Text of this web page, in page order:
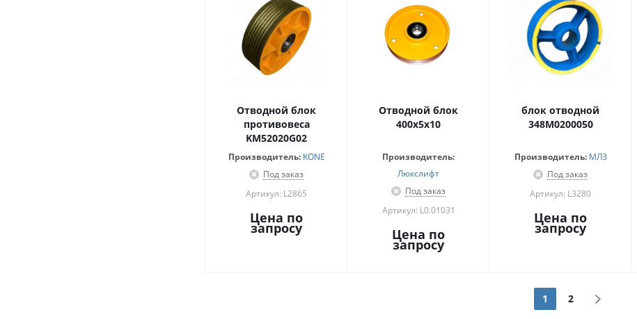
Отводной блок
противовеса
KM52020G02
Производитель: KONE
Под заказ
Артикул: L2865
Цена по
запросу
Отводной блок
400х5х10
Производитель:
Люкслифт
Под заказ
Артикул: L0.01031
Цена по
запросу
блок отводной
348М0200050
Производитель: МЛЗ
Под заказ
Артикул: L3280
Цена по
запросу
1 2